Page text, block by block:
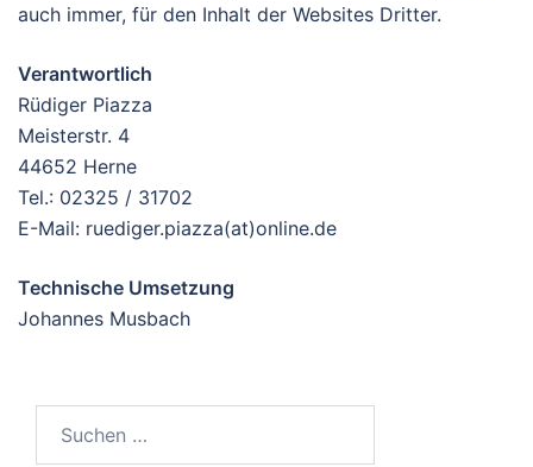
auch immer, für den Inhalt der Websites Dritter.
Verantwortlich
Rüdiger Piazza
Meisterstr. 4
44652 Herne
Tel.: 02325 / 31702
E-Mail: ruediger.piazza(at)online.de
Technische Umsetzung
Johannes Musbach